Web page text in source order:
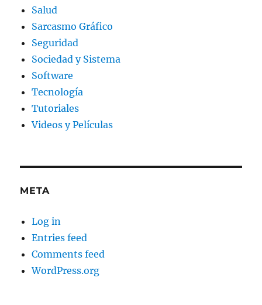
Salud
Sarcasmo Gráfico
Seguridad
Sociedad y Sistema
Software
Tecnología
Tutoriales
Videos y Películas
META
Log in
Entries feed
Comments feed
WordPress.org